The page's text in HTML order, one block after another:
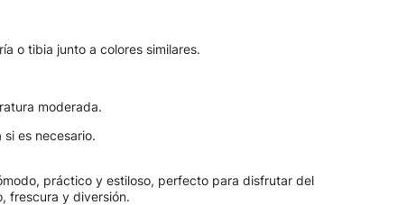
o tibia junto a colores similares.
moderada.
es necesario.
práctico y estiloso, perfecto para disfrutar del
frescura y diversión.